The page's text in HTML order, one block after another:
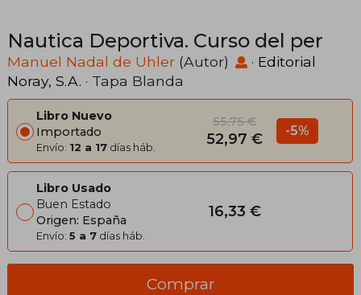
Nautica Deportiva. Curso del per
Manuel Nadal de Uhler (Autor) · Editorial
Noray, S.A. · Tapa Blanda
Libro Nuevo
Importado
Envío: 12 a 17 días háb.
55,75 €
52,97 € -5%
Libro Usado
Buen Estado
Origen: España
Envío: 5 a 7 días háb.
16,33 €
Comprar